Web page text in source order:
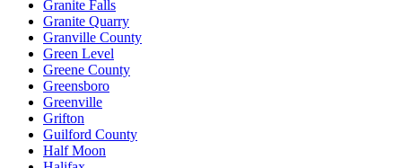
Granite Falls
Granite Quarry
Granville County
Green Level
Greene County
Greensboro
Greenville
Grifton
Guilford County
Half Moon